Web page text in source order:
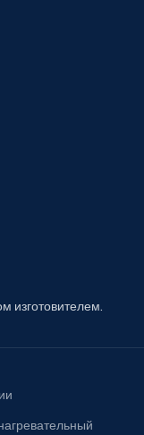
изготовителем.